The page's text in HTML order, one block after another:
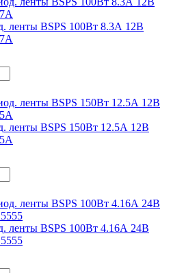
ленты BSPS 100Вт 8.3А 12В
ленты BSPS 150Вт 12.5А 12В
ленты BSPS 100Вт 4.16А 24В